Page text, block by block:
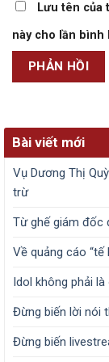
Lưu tên của
này cho lần bình
Bài viết mới
Vụ Dương Thị
trừ
Từ ghế giám đốc
Về quảng cáo “tế
Idol không phải
Đừng biến lời nói
Đừng biến